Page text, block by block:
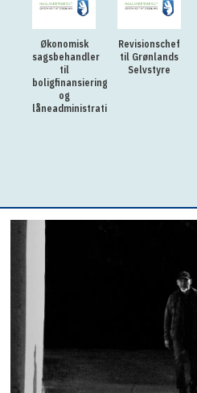
Økonomisk
sagsbehandler
til
boligfinansiering
og
låneadministration
Revisionschef
til Grønlands
Selvstyre